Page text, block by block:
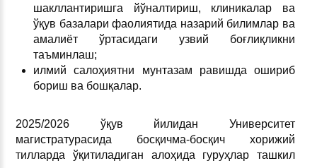
шакллантиришга йўналтириш, клиникалар ва
ўқув базалари фаолиятида назарий билимлар ва
амалиёт ўртасидаги узвий боғлиқликни
таъминлаш;
илмий салоҳиятни мунтазам равишда ошириб
бориш ва бошқалар.
2025/2026 ўқув йилидан Университет
магистратурасида босқичма-босқич хорижий
тилларда ўқитиладиган алоҳида гуруҳлар ташкил